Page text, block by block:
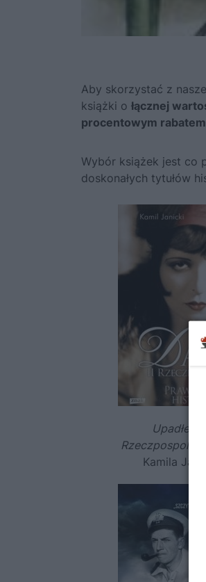
Aby skorzystać z
książki o łącznej
procentowym
Wybór książek jest co
doskonałych tytułów
Upadłe
Rzeczpospolitej
Kamila